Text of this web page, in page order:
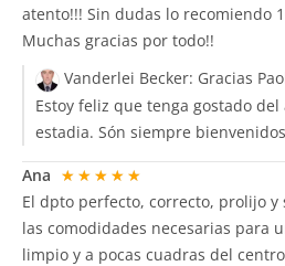
atento!!! Sin dudas lo recomiendo
Muchas gracias por todo!!
Vanderlei Becker: Gracias
Estoy feliz que tenga gostado
estadia. Són siempre
Ana ★★★★★
El dpto perfecto, correcto, prolijo y
las comodidades necesarias para
limpio y a pocas cuadras del